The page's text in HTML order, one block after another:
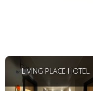
LIVING PLACE HOTEL